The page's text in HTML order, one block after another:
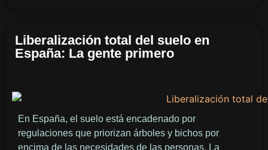
Liberalización total del suelo en
España: La gente primero
En España, el suelo está encadenado por
regulaciones que priorizan árboles y bichos por
encima de las necesidades de las personas. La